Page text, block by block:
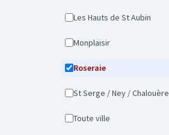
Les Hauts de St Aubin
Monplaisir
Roseraie
St Serge / Ney / Chalouère
Toute ville